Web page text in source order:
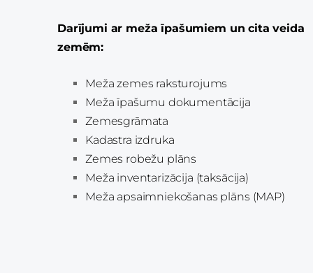
Darījumi ar meža īpašumiem un cita veida
zemēm:
Meža zemes raksturojums
Meža īpašumu dokumentācija
Zemesgrāmata
Kadastra izdruka
Zemes robežu plāns
Meža inventarizācija (taksācija)
Meža apsaimniekošanas plāns (MAP)